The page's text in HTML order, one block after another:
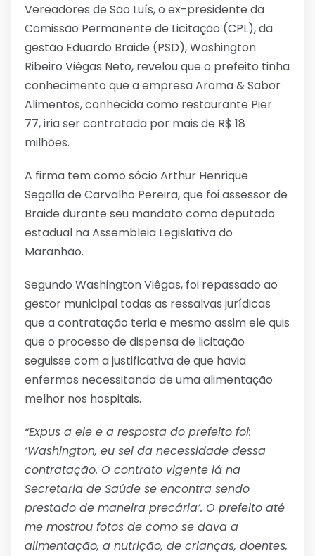
Vereadores de São Luís, o ex-presidente da
Comissão Permanente de Licitação (CPL), da
gestão Eduardo Braide (PSD), Washington
Ribeiro Viêgas Neto, revelou que o prefeito tinha
conhecimento que a empresa Aroma & Sabor
Alimentos, conhecida como restaurante Pier
77, iria ser contratada por mais de R$ 18
milhões.
A firma tem como sócio Arthur Henrique
Segalla de Carvalho Pereira, que foi assessor de
Braide durante seu mandato como deputado
estadual na Assembleia Legislativa do
Maranhão.
Segundo Washington Viêgas, foi repassado ao
gestor municipal todas as ressalvas jurídicas
que a contratação teria e mesmo assim ele quis
que o processo de dispensa de licitação
seguisse com a justificativa de que havia
enfermos necessitando de uma alimentação
melhor nos hospitais.
“Expus a ele e a resposta do prefeito foi:
‘Washington, eu sei da necessidade dessa
contratação. O contrato vigente lá na
Secretaria de Saúde se encontra sendo
prestado de maneira precária’. O prefeito até
me mostrou fotos de como se dava a
alimentação, a nutrição, de crianças, doentes,